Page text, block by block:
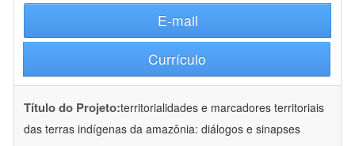
E-mail
Currículo
Título do Projeto:territorialidades e marcadores territoriais
das terras indígenas da amazônia: diálogos e sinapses